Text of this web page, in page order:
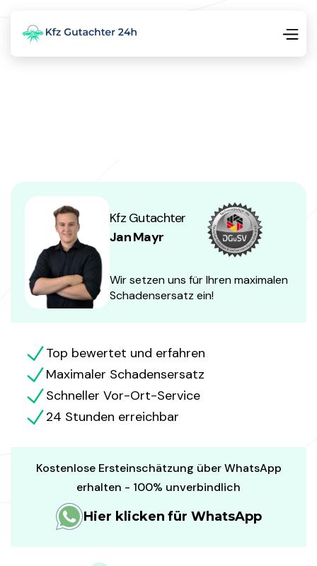
Kfz Gutachter
Jan Mayr
Wir setzen uns für Ihren maximalen
Schadensersatz ein!
Top bewertet und erfahren
Maximaler Schadensersatz
Schneller Vor-Ort-Service
24 Stunden erreichbar
Kostenlose Ersteinschätzung über WhatsApp
erhalten - 100% unverbindlich
Hier klicken für WhatsApp